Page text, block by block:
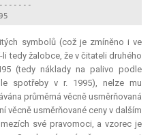
symbolů (což je zmíněno i ve
tedy žalobce, že v čitateli druhého
(tedy náklady na palivo podle
spotřeby v r. 1995), nelze mu
průměrná věcně usměrňovaná
věcně usměrňované ceny v dalším
své pravomoci, a vzorec je